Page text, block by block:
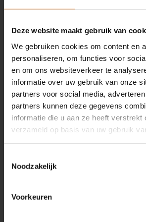
Deze website maakt gebruik van
We gebruiken cookies om content en
personaliseren, om functies voor
en om ons websiteverkeer te
informatie over uw gebruik van onze
partners voor social media,
partners kunnen deze gegevens
informatie die u aan ze heeft verstrekt
verzameld op basis van uw gebruik
Noodzakelijk
Voorkeuren
Inspiratie
Artikelen
Evenementen
Friend of Intenza
Geplande evenementen 2
Training & Coaching